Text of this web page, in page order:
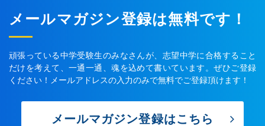
メールマガジン登録は無料です！
頑張っている中学受験生のみなさんが、志望中学に合格すること
だけを考えて、一通一通、魂を込めて書いています。ぜひご登録
ください！メールアドレスの入力のみで無料でご登録頂けます！
メールマガジン登録はこちら